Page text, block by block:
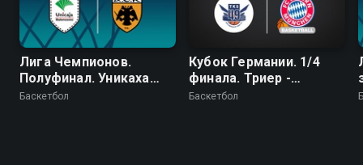
Лига Чемпионов.
Полуфинал. Уникаха
(Испания) - АЕК
Баскетбол
Кубок Германии. 1/4
финала. Триер -
Бавария
Баскетбол